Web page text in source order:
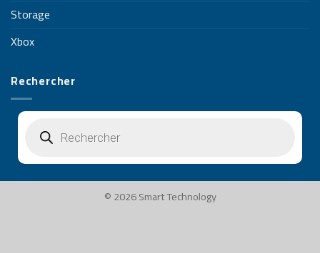
Storage
Xbox
Rechercher
produits
© 2026 Smart Technology